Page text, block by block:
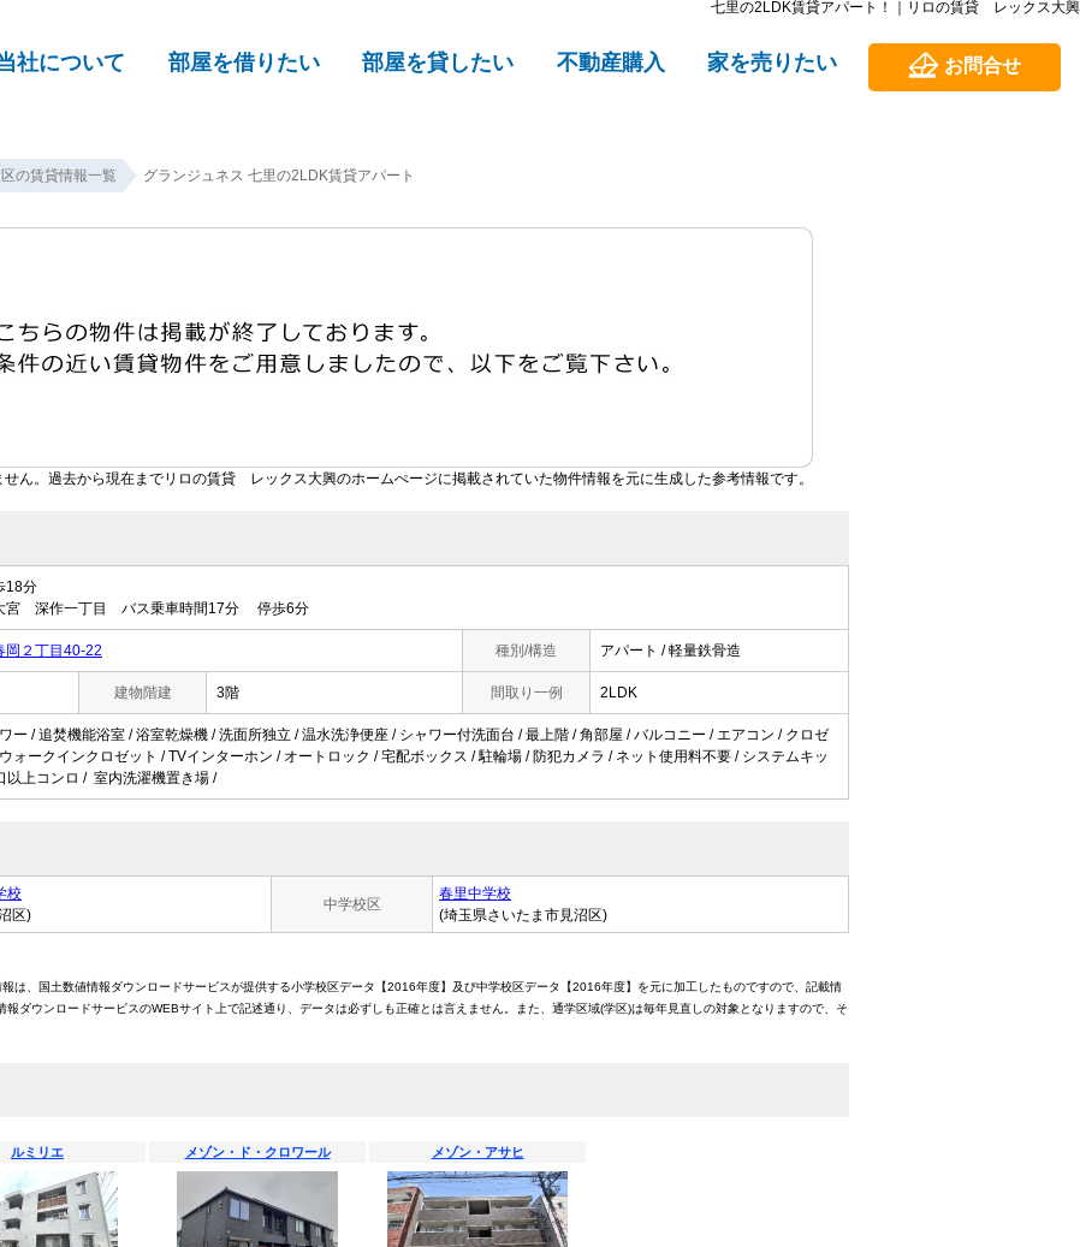
七里の2LDK賃貸アパート！｜リロの賃貸 レックス大興
社について 部屋を借りたい 部屋を貸したい 不動産購入 家を売りたい お問合せ
の賃貸情報一覧 グランジュネス 七里の2LDK賃貸アパート
ん。過去から現在までリロの賃貸 レックス大興のホームぺージに掲載されていた物件情報を元に生成した参考情報です。
18分
宮 深作一丁目 バス乗車時間17分 停歩6分
岡２丁目40-22 種別/構造 アパート / 軽量鉄骨造
建物階建 3階 間取り一例 2LDK
ー / 追焚機能浴室 / 浴室乾燥機 / 洗面所独立 / 温水洗浄便座 / シャワー付洗面台 / 最上階 / 角部屋 / バルコニー / エアコン / クロゼ
ォークインクロゼット / TVインターホン / オートロック / 宅配ボックス / 駐輪場 / 防犯カメラ / ネット使用料不要 / システムキッ
以上コンロ / 室内洗濯機置き場 /
校
区)
中学校区
春里中学校
(埼玉県さいたま市見沼区)
は、国土数値情報ダウンロードサービスが提供する小学校区データ【2016年度】及び中学校区データ【2016年度】を元に加工したものですので、記載情
ダウンロードサービスのWEBサイト上で記述通り、データは必ずしも正確とは言えません。また、通学区域(学区)は毎年見直しの対象となりますので、そ
ルミリエ メゾン・ド・クロワール メゾン・アサヒ